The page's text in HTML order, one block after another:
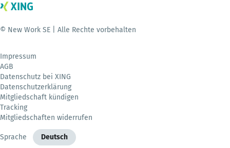
© New Work SE | Alle Rechte vorbehalten
Impressum
AGB
Datenschutz bei XING
Datenschutzerklärung
Mitgliedschaft kündigen
Tracking
Mitgliedschaften widerrufen
Sprache Deutsch